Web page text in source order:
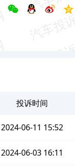
投诉时间
2024-06-11 15:52
2024-06-03 16:11